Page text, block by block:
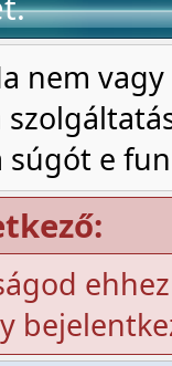
nem
e